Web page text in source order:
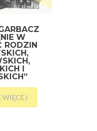
W
RODZIN
I
WIĘCEJ